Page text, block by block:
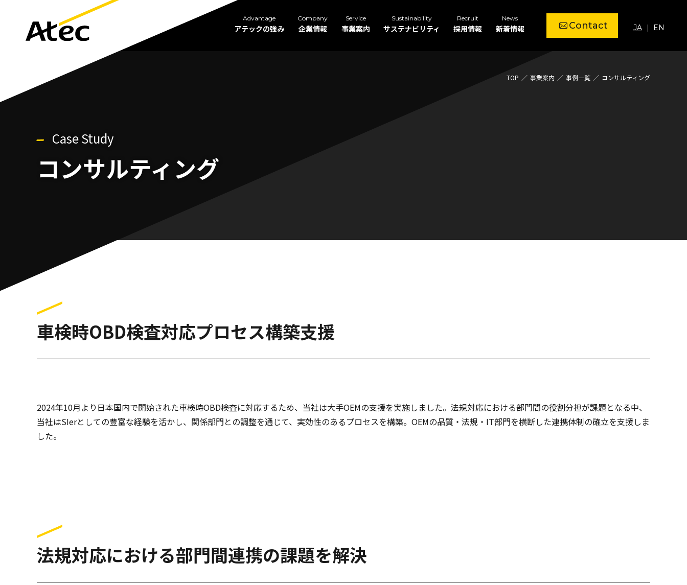
Advantage
アテックの強み
Company
企業情報
Service
事業案内
Sustainability
サステナビリティ
Recruit
採用情報
News
新着情報 Contact JA EN
TOP 事業案内 事例一覧 コンサルティング
Case Study
コンサルティング
車検時OBD検査対応プロセス構築支援
2024年10月より日本国内で開始された車検時OBD検査に対応するため、当社は大手OEMの支援を実施しました。法規対応における部門間の役割分担が課題となる中、
当社はSIerとしての豊富な経験を活かし、関係部門との調整を通じて、実効性のあるプロセスを構築。OEMの品質・法規・IT部門を横断した連携体制の確立を支援しま
した。
法規対応における部門間連携の課題を解決